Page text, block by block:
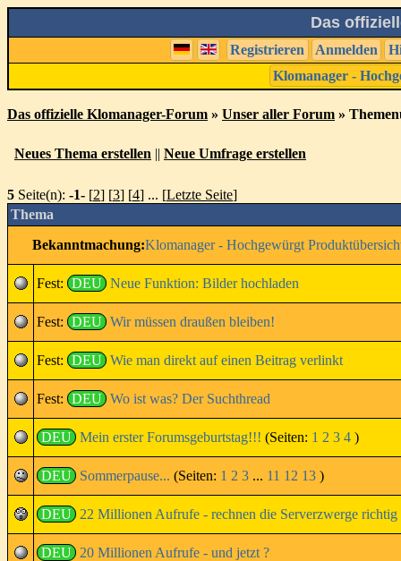
Das
Registrieren Anmelden
Klomanager -
Das offizielle Klomanager-Forum » Unser aller Forum »
Neues Thema erstellen || Neue Umfrage erstellen
5 Seite(n): -1- [2] [3] [4] ... [Letzte Seite]
Thema
Bekanntmachung:Klomanager - Hochgewürgt
Fest: DEU Neue Funktion: Bilder hochladen
Fest: DEU Wir müssen draußen bleiben!
Fest: DEU Wie man direkt auf einen Beitrag verlinkt
Fest: DEU Wo ist was? Der Suchthread
DEU Mein erster Forumsgeburtstag!!! (Seiten: 1 2 3 4 )
DEU Sommerpause... (Seiten: 1 2 3 ... 11 12 13 )
DEU 22 Millionen Aufrufe - rechnen die Serverzwerge richtig
DEU 20 Millionen Aufrufe - und jetzt ?